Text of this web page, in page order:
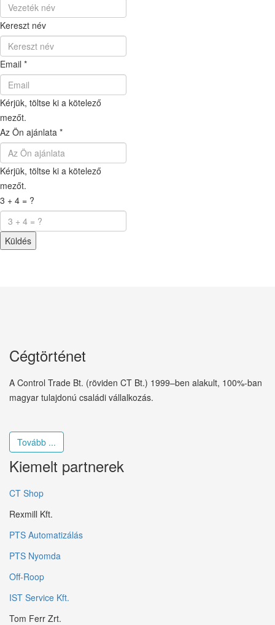
Kereszt név
Email *
Kérjük, töltse ki a kötelező
mezőt.
Az Ön ajánlata *
Kérjük, töltse ki a kötelező
mezőt.
3 + 4 = ?
Küldés
Cégtörténet
A Control Trade Bt. (röviden CT Bt.) 1999–ben alakult, 100%-ban
magyar tulajdonú családi vállalkozás.
Tovább ...
Kiemelt partnerek
CT Shop
Rexmill Kft.
PTS Automatizálás
PTS Nyomda
Off-Roop
IST Service Kft.
Tom Ferr Zrt.